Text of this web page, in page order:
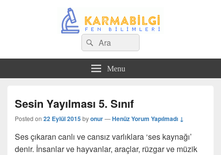
Search
for:
Ara
Menu
Sesin Yayılması 5. Sınıf
Posted on 22 Eylül 2015byonur—Henüz Yorum Yapılmadı ↓
Ses çıkaran canlı ve cansız varlıklara ‘ses kaynağı’
denir. İnsanlar ve hayvanlar, araçlar, rüzgar ve müzik